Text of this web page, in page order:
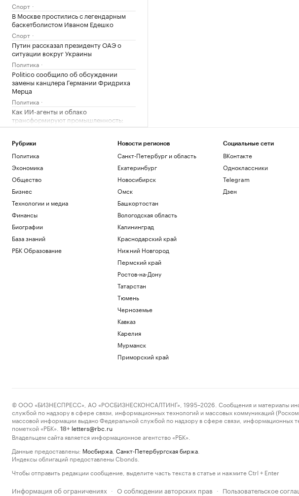
Спорт
В Москве простились с легендарным
баскетболистом Иваном Едешко
Спорт
Путин рассказал президенту ОАЭ о
ситуации вокруг Украины
Политика
Politico сообщило об обсуждении
замены канцлера Германии Фридриха
Мерца
Политика
Как ИИ-агенты и облако
трансформируют промышленность:
опыт «Норникеля»
РБК и Yandex Cloud
Три крупных порта Китая
приостановили работу из-за
надвигающегося тайфуна
Экономика
В России вырос спрос на аппаратные
криптокошельки. В чем дело
Крипто
Эксперты объяснили, зачем взрослым
получать дополнительное
образование
Общество
Рубрики
Политика
Экономика
Общество
Бизнес
Технологии и медиа
Финансы
Биографии
База знаний
РБК Образование
Новости регионов
Санкт-Петербург и область
Екатеринбург
Новосибирск
Омск
Башкортостан
Вологодская область
Калининград
Краснодарский край
Нижний Новгород
Пермский край
Ростов-на-Дону
Татарстан
Тюмень
Черноземье
Кавказ
Карелия
Мурманск
Приморский край
Социальные сети
ВКонтакте
Одноклассники
Telegram
Дзен
© ООО «БИЗНЕСПРЕСС», АО «РОСБИЗНЕСКОНСАЛТИНГ», 1995–2026. Сообщения и материалы
службой по надзору в сфере связи, информационных технологий и массовых коммуникаций
массовой информации выдано Федеральной службой по надзору в сфере связи,
пометкой «РБК».
18+ letters@rbc.ru
Владельцем сайта является информационное агентство «РБК».
Данные предоставлены: Мосбиржа Санкт-Петербургская биржа
Индексы облигаций предоставлены Cbonds.
Чтобы отправить редакции сообщение, выделите часть текста в статье и нажмите Ctrl + Enter
Информация об ограничениях · О соблюдении авторских прав · Пользовательское